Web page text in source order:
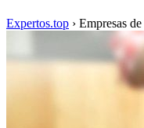
Expertos.top › Empresas